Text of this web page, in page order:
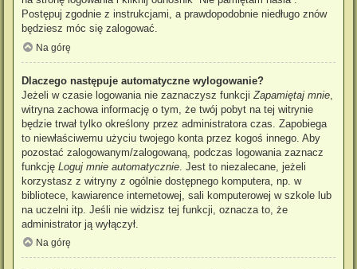
Postępuj zgodnie z instrukcjami, a prawdopodobnie niedługo znów
będziesz móc się zalogować.
Na górę
Dlaczego następuje automatyczne wylogowanie?
Jeżeli w czasie logowania nie zaznaczysz funkcji Zapamiętaj mnie
witryna zachowa informację o tym, że twój pobyt na tej witrynie
będzie trwał tylko określony przez administratora czas. Zapobiega
to niewłaściwemu użyciu twojego konta przez kogoś innego. Aby
pozostać zalogowanym/zalogowaną, podczas logowania zaznacz
funkcję Loguj mnie automatycznie . Jest to niezalecane, jeżeli
korzystasz z witryny z ogólnie dostępnego komputera, np. w
bibliotece, kawiarence internetowej, sali komputerowej w szkole lub
na uczelni itp. Jeśli nie widzisz tej funkcji, oznacza to, że
administrator ją wyłączył.
Na górę